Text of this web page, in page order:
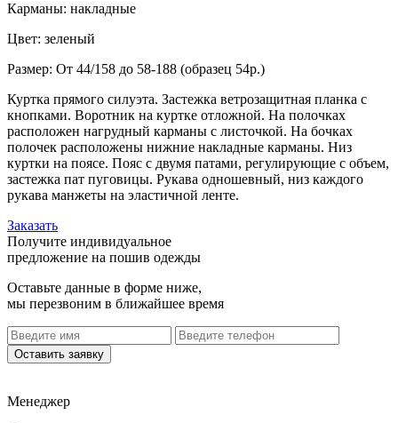
Карманы: накладные
Цвет: зеленый
Размер: От 44/158 до 58-188 (образец 54р.)
Куртка прямого силуэта. Застежка ветрозащитная планка с
кнопками. Воротник на куртке отложной. На полочках
расположен нагрудный карманы с листочкой. На бочках
полочек расположены нижние накладные карманы. Низ
куртки на поясе. Пояс с двумя патами, регулирующие с объем,
застежка пат пуговицы. Рукава одношевный, низ каждого
рукава манжеты на эластичной ленте.
Заказать
Получите индивидуальное
предложение на пошив одежды
Оставьте данные в форме ниже,
мы перезвоним в ближайшее время
Оставить заявку
Менеджер